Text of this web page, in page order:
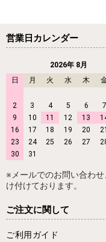
営業日カレンダー
2026年 8月
日
月 火 水 木
2
3 4 5 6 7
9
10 11 12 13
16
17 18 19 20 21
23
24 25 26 27
30
31
※メールでのお問い合わ
け付けております。
ご注文に関して
ご利用ガイド